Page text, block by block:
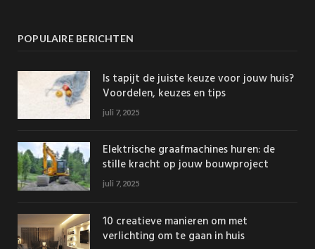
POPULAIRE BERICHTEN
Is tapijt de juiste keuze voor jouw huis?
Voordelen, keuzes en tips
juli 7, 2025
Elektrische graafmachines huren: de
stille kracht op jouw bouwproject
juli 7, 2025
10 creatieve manieren om met
verlichting om te gaan in huis